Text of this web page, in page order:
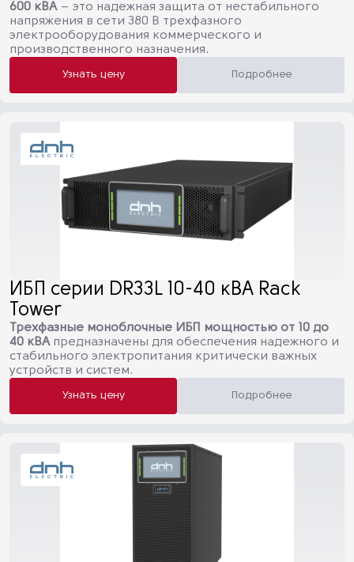
600 кВА– это надежная защита от нестабильного
напряжения в сети 380 В трехфазного
электрооборудования коммерческого и
производственного назначения.
Узнать цену Подробнее
ИБП серии DR33L 10-40 кВА Rack
Tower
Трехфазные моноблочные ИБП мощностью от 10 до
40 кВА предназначены для обеспечения надежного и
стабильного электропитания критически важных
устройств и систем.
Узнать цену Подробнее